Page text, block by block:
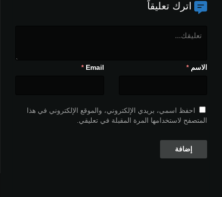
اترك تعليقاً
الاسم *
Email
*
احفظ اسمي، بريدي الإلكتروني، والموقع الإلكتروني في هذا
المتصفح لاستخدامها المرة المقبلة في تعليقي.